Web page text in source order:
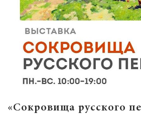
«Сокровища русского